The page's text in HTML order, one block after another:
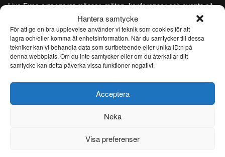
Hantera samtycke
För att ge en bra upplevelse använder vi teknik som cookies för att
lagra och/eller komma åt enhetsinformation. När du samtycker till dessa
tekniker kan vi behandla data som surfbeteende eller unika ID:n på
denna webbplats. Om du inte samtycker eller om du återkallar ditt
samtycke kan detta påverka vissa funktioner negativt.
Acceptera
Neka
Visa preferenser
Live Expo arrangerar mässor, möten, konferenser och events på
den skandinaviska marknaden. Huvudkontoret ligger i Göteborg.
Vi matchar människor och företag för att göra affärer, nätverka
och inspireras av varandra. Live Expo har startats av Sveriges
mest erfarna entreprenörer inom mässor och events, som
lanserat över hundra nya mässor varav flertalet är idag ledande
inom sina respektive branscher. Med ett fulladdat innehåll
mässmediet till en helt ny nivå. Från och med 26 juni 2026 är Live
Expo ett helägt dotterbolag till Easyfairs Group, ett internationellt
företag som organiserar 110 marknadsledande event i 16 länder
och driver åtta eventanläggningar i Belgien, Nederländerna och